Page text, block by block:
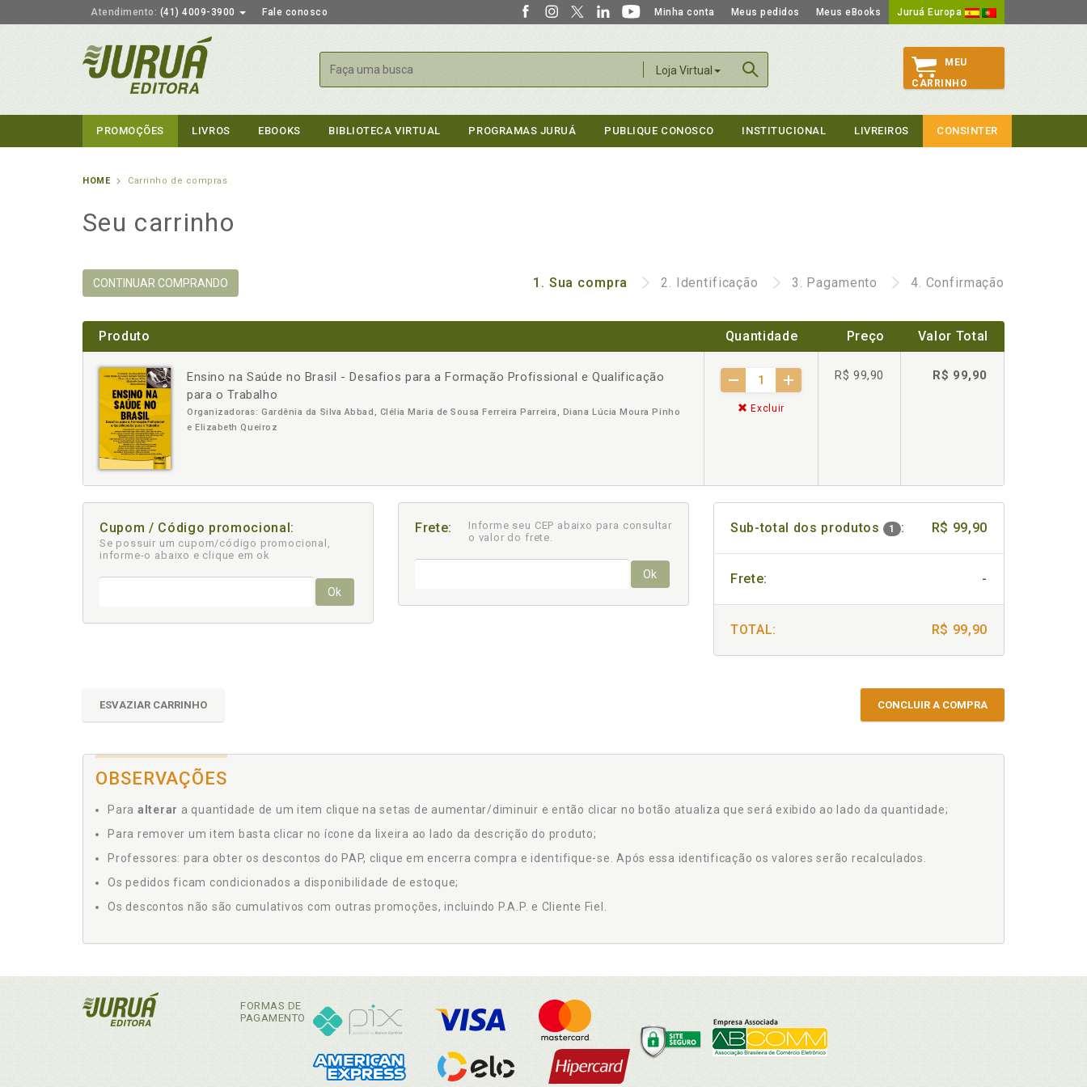
Atendimento: (41) 4009-3900 Fale conosco Minha conta Meus pedidos Meus eBooks Juruá Europa
Loja Virtual
Buscar
MEU
CARRINHO
PROMOÇÕES LIVROS EBOOKS BIBLIOTECA VIRTUAL PROGRAMAS JURUÁ PUBLIQUE CONOSCO INSTITUCIONAL LIVREIROS CONSINTER
HOME Carrinho de compras
Seu carrinho
CONTINUAR COMPRANDO 1. Sua compra 2. Identificação 3. Pagamento 4. Confirmação
Produto Quantidade Preço Valor Total
Ensino na Saúde no Brasil - Desafios para a Formação Profissional e Qualificação
para o Trabalho
Organizadoras: Gardênia da Silva Abbad, Clélia Maria de Sousa Ferreira Parreira, Diana Lúcia Moura Pinho
e Elizabeth Queiroz
- +
Excluir
R$ 99,90 R$ 99,90
Cupom / Código promocional:
Se possuir um cupom/código promocional,
informe-o abaixo e clique em ok
Ok
Frete:
Informe seu CEP abaixo para consultar
o valor do frete.
Ok
Sub-total dos produtos 1 : R$ 99,90
Frete: -
TOTAL: R$ 99,90
ESVAZIAR CARRINHO CONCLUIR A COMPRA
OBSERVAÇÕES
Para alterar a quantidade de um item clique na setas de aumentar/diminuir e então clicar no botão atualiza que será exibido ao lado da quantidade;
Para remover um item basta clicar no ícone da lixeira ao lado da descrição do produto;
Professores: para obter os descontos do PAP, clique em encerra compra e identifique-se. Após essa identificação os valores serão recalculados.
Os pedidos ficam condicionados a disponibilidade de estoque;
Os descontos não são cumulativos com outras promoções, incluindo P.A.P. e Cliente Fiel.
FORMAS DE
PAGAMENTO